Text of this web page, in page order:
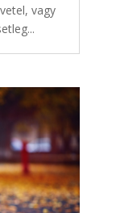
vagy